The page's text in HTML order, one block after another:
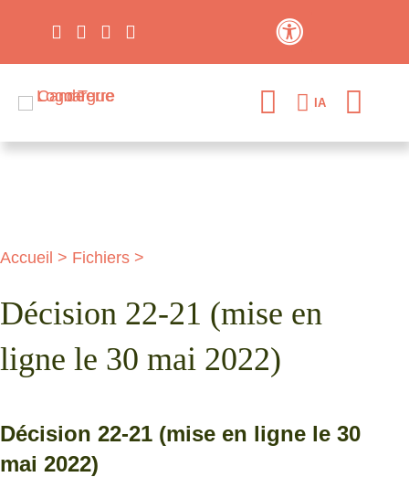
IA
Accueil > Fichiers >
Décision 22-21 (mise en
ligne le 30 mai 2022)
Décision 22-21 (mise en ligne le 30
mai 2022)